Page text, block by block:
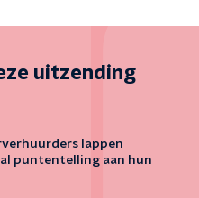
uitzending
lappen
puntentelling aan hun